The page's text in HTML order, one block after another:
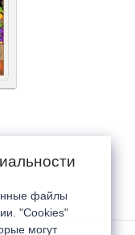
файлы
"Cookies"
могут